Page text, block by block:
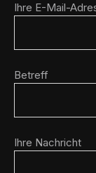
Ihre E-Mail-
Betreff
Ihre Nachricht